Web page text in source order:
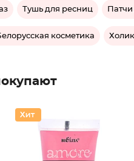
Тушь для ресниц Патчи
косметика